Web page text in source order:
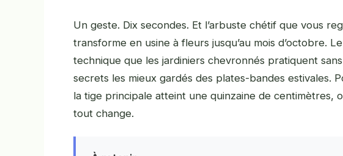
Un geste. Dix secondes. Et l’arbuste chétif que vous
transforme en usine à fleurs jusqu’au mois d’octobre.
technique que les jardiniers chevronnés pratiquent
secrets les mieux gardés des plates-bandes estivales.
la tige principale atteint une quinzaine de centimètres,
tout change.